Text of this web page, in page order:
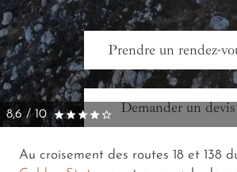
Prendre un rendez-
Demander un devis
8,6 / 10
Au croisement des routes 18 et 138